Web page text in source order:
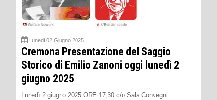
Lunedì 02 Giugno 2025
Cremona Presentazione del Saggio
Storico di Emilio Zanoni oggi lunedì 2
giugno 2025
Lunedì 2 giugno 2025 ORE 17,30 c/o Sala Convegni